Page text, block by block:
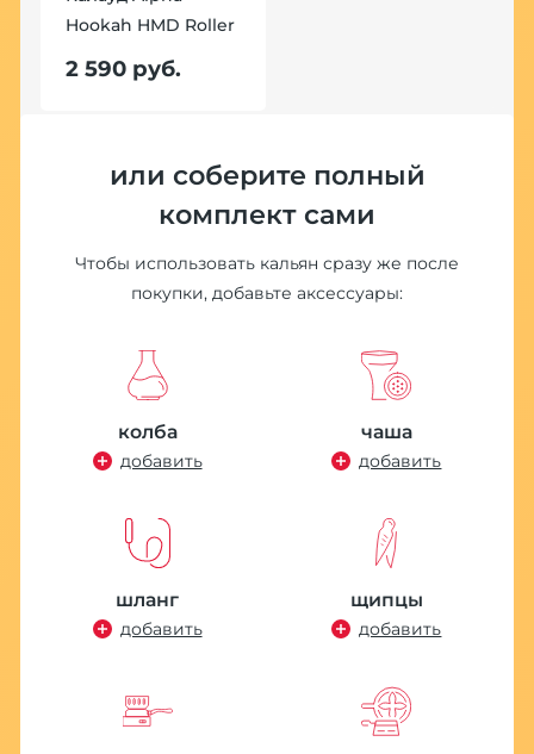
Hookah HMD Roller
2 590 руб.
или соберите полный
комплект сами
Чтобы использовать кальян сразу же после
покупки, добавьте аксессуары:
колба
добавить
чаша
добавить
шланг
добавить
щипцы
добавить